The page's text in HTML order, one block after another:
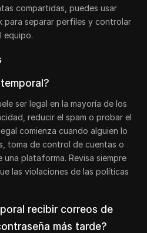
compartidas, puedes usar
para separar perfiles y controlar
equipo.
ser legal en la mayoría de los
reducir el spam o probar el
comienza cuando alguien lo
toma de control de cuentas o
una plataforma. Revisa siempre
las violaciones de las políticas
recibir correos de
más tarde?